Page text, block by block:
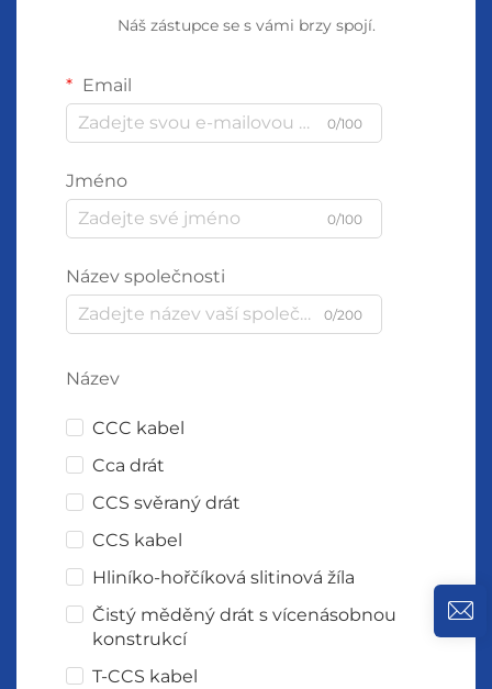
Náš zástupce se s vámi brzy spojí.
Email
0/100
Jméno
0/100
Název společnosti
0/200
Název
CCC kabel
Cca drát
CCS svěraný drát
CCS kabel
Hliníko-hořčíková slitinová žíla
Čistý měděný drát s vícenásobnou
konstrukcí
T-CCS kabel